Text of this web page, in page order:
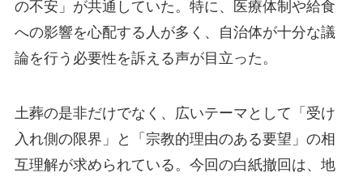
の不安」が共通していた。特に、医療体制や給食
への影響を心配する人が多く、自治体が十分な議
論を行う必要性を訴える声が目立った。
土葬の是非だけでなく、広いテーマとして「受け
入れ側の限界」と「宗教的理由のある要望」の相
互理解が求められている。今回の白紙撤回は、地